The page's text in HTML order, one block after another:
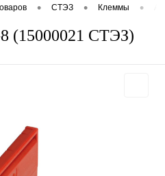
• СТЭЗ • Клеммы •
(15000021 СТЭЗ)